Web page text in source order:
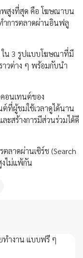
พสูงที่สุด คือ โฆษณาบน
ำการตลาดผ่านอินฟลู
ใน 3 รูปแบบโฆษณาที่มี
าวต่าง ๆ พร้อมกับนำ
คอนเทนต์ของ
ที่ผู้ชมใช้เวลาดูได้นาน
ะสร้างการมีส่วนร่วมได้ดี
ลาดผ่านเซิร์ช (Search
ไม่แพ้กัน